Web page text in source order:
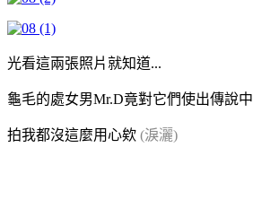
光看這兩張照片就知道...
龜毛的處女男Mr.D竟對它們使出傳說
拍我都沒這麼用心欸 (淚灑)